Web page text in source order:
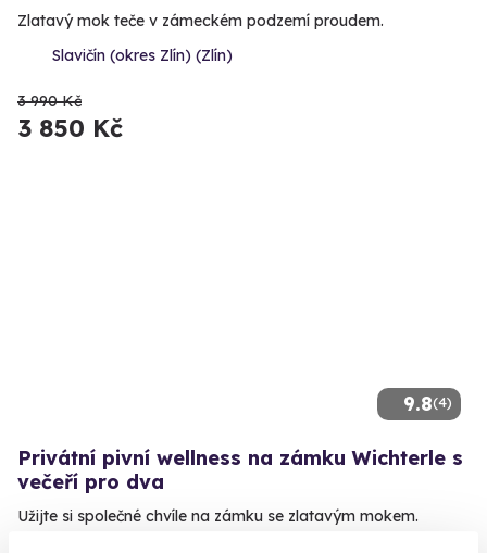
Zlatavý mok teče v zámeckém podzemí proudem.
Slavičín (okres Zlín) (Zlín)
3 990 Kč
3 850 Kč
9.8(4)
Privátní pivní wellness na zámku Wichterle s
večeří pro dva
Užijte si společné chvíle na zámku se zlatavým mokem.